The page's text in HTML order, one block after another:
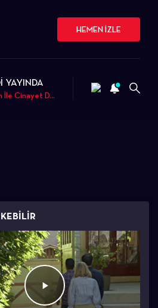
HEMEN İZLE
YAYINDA
İle Cinayet D...